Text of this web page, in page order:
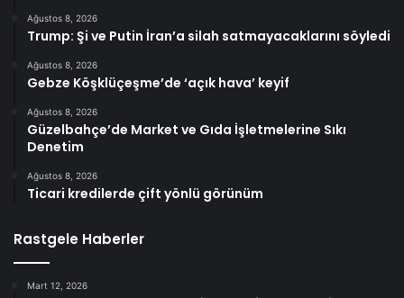
Ağustos 8, 2026
Trump: Şi ve Putin İran’a silah satmayacaklarını söyledi
Ağustos 8, 2026
Gebze Köşklüçeşme’de ‘açık hava’ keyif
Ağustos 8, 2026
Güzelbahçe’de Market ve Gıda İşletmelerine Sıkı
Denetim
Ağustos 8, 2026
Ticari kredilerde çift yönlü görünüm
Rastgele Haberler
Mart 12, 2026